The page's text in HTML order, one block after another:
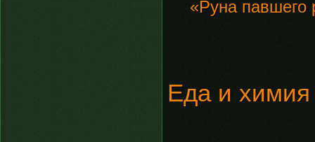
«Руна павшего
Еда и химия